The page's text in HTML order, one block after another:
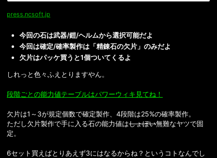
press.ncsoft.jp
今回の石は武器/鎧/ヘルムから選択可能だよ
今回は確定/確率製作は「精錬石の欠片」のみだよ
欠片はパッケ買うと1個ついてくるよ
しれっと色々ふえとりますやん。
段階ごとの能力値テーブルはパワーウィキ見てね！
欠片は1～3が規定個数で確定製作、4段階は25%の確率製作。
ただし欠片製作で手に入る石の能力値はしょぼい無難なヤツで固
定。
6セット買えばとりあえず3にはなるからね？というコトなんでし